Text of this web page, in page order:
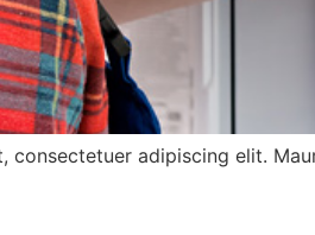
adipiscing elit.